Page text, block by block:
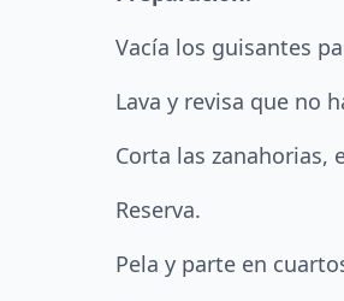
Vacía los guisantes
Lava y revisa que no
Corta las zanahorias,
Reserva.
Pela y parte en